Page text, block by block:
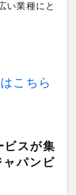
い業種にと
こちら
ビスが集
ャパンビ